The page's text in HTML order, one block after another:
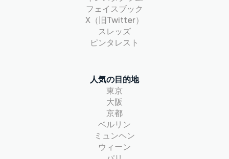
フェイスブック
X（旧Twitter）
スレッズ
ピンタレスト
人気の目的地
東京
大阪
京都
ベルリン
ミュンヘン
ウィーン